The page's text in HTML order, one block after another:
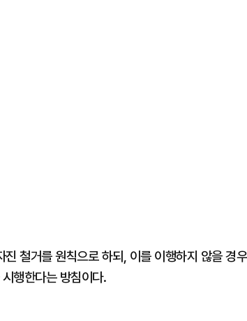
철거를 원칙으로 하되, 이를 이행하지 않을 경
행한다는 방침이다.